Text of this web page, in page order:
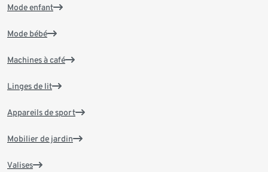
Mode enfant
Mode bébé
Machines à café
Linges de lit
Appareils de sport
Mobilier de jardin
Valises